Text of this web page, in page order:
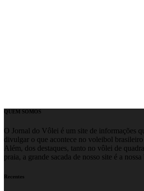
QUEM SOMOS
O Jornal do Vôlei é um site de informações
divulgar o que acontece no voleibol
Além, dos destaques, tanto no vôlei de
praia, a grande sacada de nosso site é a
Recentes